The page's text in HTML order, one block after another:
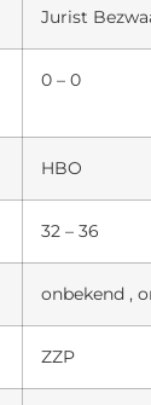
Jurist
0 – 0
HBO
32 – 36
onbekend ,
ZZP